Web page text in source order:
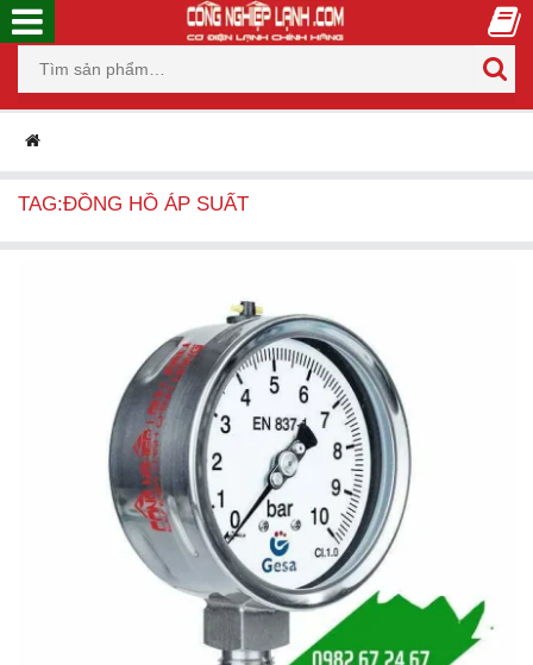
TAG:ĐỒNG HỒ ÁP SUẤT